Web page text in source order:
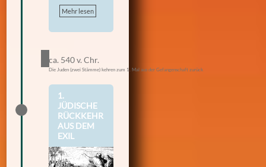
Mehr lesen
ca. 540 v. Chr.
Die Juden (zwei Stämme) kehren zum 1. Mal aus der Gefangenschaft zurück
1.
JÜDISCHE
RÜCKKEHR
AUS DEM
EXIL